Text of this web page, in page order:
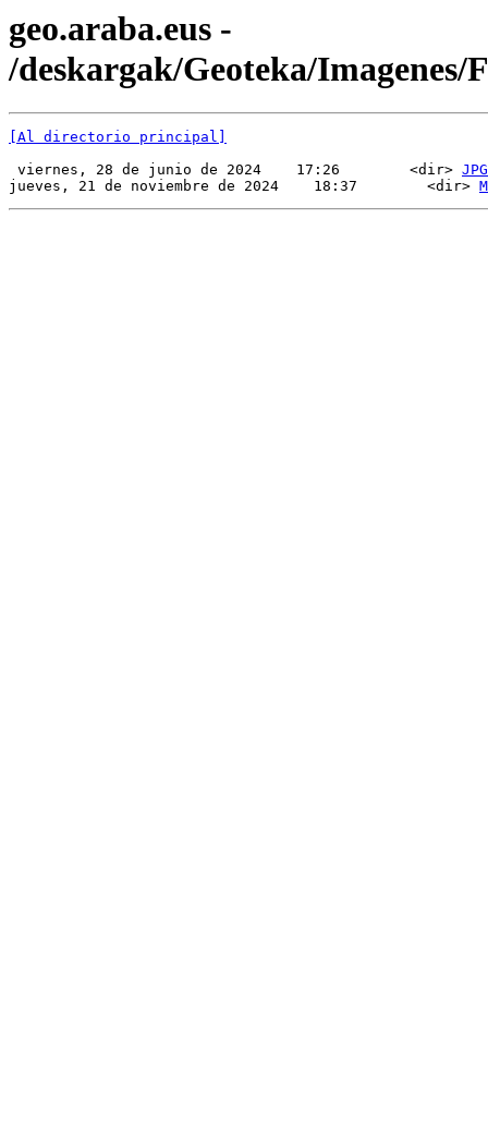
geo.araba.eus -
/deskargak/Geoteka/Imagenes/
[Al directorio principal]
viernes, 28 de junio de 2024    17:26        <dir> JPG
jueves, 21 de noviembre de 2024    18:37        <dir>